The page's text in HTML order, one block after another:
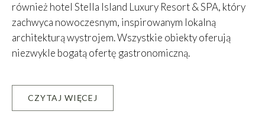
również hotel Stella Island Luxury Resort & SPA, który
zachwyca nowoczesnym, inspirowanym lokalną
architekturą wystrojem. Wszystkie obiekty oferują
niezwykle bogatą ofertę gastronomiczną.
CZYTAJ WIĘCEJ